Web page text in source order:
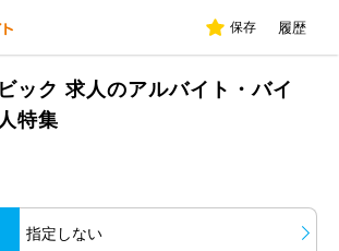
保存 履歴
ック 求人のアルバイト・バイ
特集
指定しない